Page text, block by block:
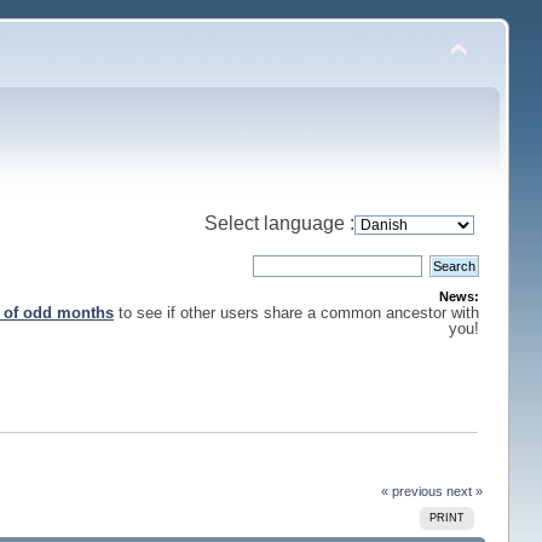
Select language :
News:
of odd months to see if other users share a common ancestor with
you!
« previous next »
PRINT